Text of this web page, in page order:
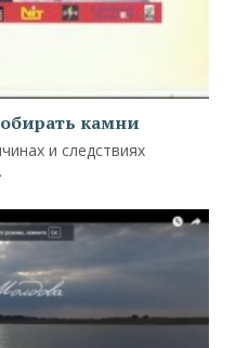
камни
и следствиях